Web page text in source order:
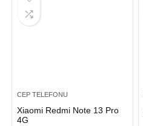
CEP TELEFONU
Xiaomi Redmi Note 13 Pro
4G